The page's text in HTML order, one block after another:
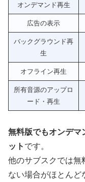
オンデマンド再生
広告の表示
バックグラウンド再
生
オフライン再生
所有音源のアップロ
ード・再生
無料版でもオンデマ
ット です。
他のサブスクでは無
ない場合がほとんど